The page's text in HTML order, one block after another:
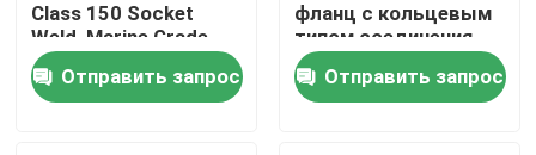
Товары
Class 150 Socket
Weld, Marine Grade
SWRF
Отправить запрос
фланц с кольцевым
типом соединения
лица
Отправить запрос